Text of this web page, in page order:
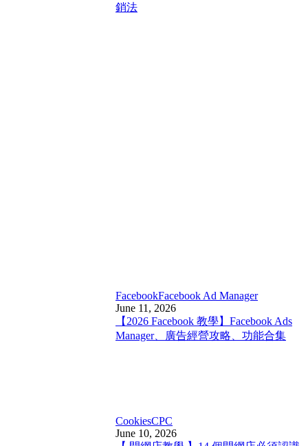
銷法
FacebookFacebook Ad Manager
June 11, 2026
【2026 Facebook 教學】Facebook Ads
Manager、廣告經營攻略、功能合集
CookiesCPC
June 10, 2026